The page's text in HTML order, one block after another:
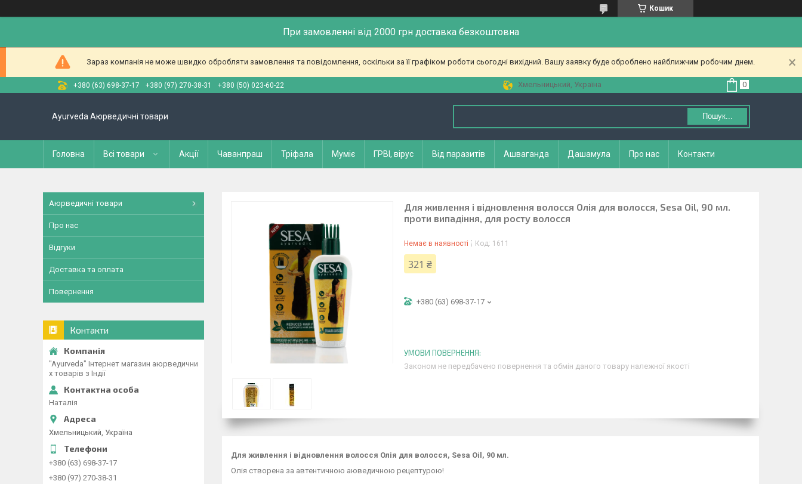
Кошик
При замовленні від 2000 грн доставка безкоштовна
Зараз компанія не може швидко обробляти замовлення та повідомлення, оскільки за її графіком роботи сьогодні вихідний. Вашу заявку буде оброблено найближчим робочим днем.
+380 (63) 698-37-17 +380 (97) 270-38-31 +380 (50) 023-60-22 Хмельницький, Україна
Ayurveda Аюрведичні товари Пошук...
Головна Всі товари Акції Чаванпраш Тріфала Муміє ГРВІ, вірус Від паразитів Ашваганда Дашамула Про нас Контакти
Для живлення і відновлення волосся Олія для волосся, Sesa Oil, 90 мл.
проти випадіння, для росту волосся
Немає в наявності Код: 1611
321 ₴
+380 (63) 698-37-17
Законом не передбачено повернення та обмін даного товару належної якості
Для живлення і відновлення волосся Олія для волосся, Sesa Oil, 90 мл.
Олія створена за автентичною аюведичною рецептурою!
Аюрведичні товари
Про нас
Відгуки
Доставка та оплата
Повернення
Контакти
"Ayurveda" Інтернет магазин аюрведични
х товарів з Індії
Наталія
Хмельницький, Україна
+380 (63) 698-37-17
+380 (97) 270-38-31